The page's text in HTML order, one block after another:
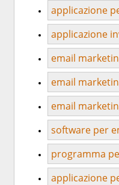
applicazione
applicazione
email
email
email
software per
programma
applicazione